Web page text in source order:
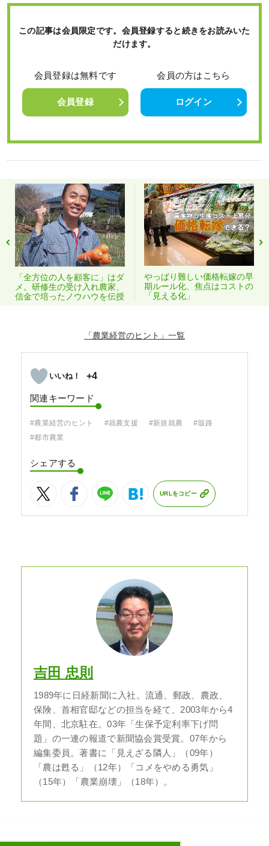
この記事は会員限定です。会員登録すると続きをお読みいた
だけます。
会員登録は無料です
会員登録
会員の方はこちら
ログイン
「全方位の人を顧客に」はダ
メ。研修生の受け入れ農家、
信金で培ったノウハウを伝授
やっぱり難しい価格転嫁の早
期ルール化、焦点はコストの
「見える化」
「農業経営のヒント」
+4
関連キーワード
#農業経営のヒント #就農支援 #新規就農
#販路
#都市農業
シェアする
URLをコピー
吉田 忠則
1989年に日経新聞に入社。流通、郵政、農政、
保険、首相官邸などの担当を経て、2003年から4
年間、北京駐在。03年「生保予定利率下げ問
題」の一連の報道で新聞協会賞受賞。07年から
編集委員。著書に「見えざる隣人」（09年）
「農は甦る」（12年）「コメをやめる勇気」
（15年）「農業崩壊」（18年）。